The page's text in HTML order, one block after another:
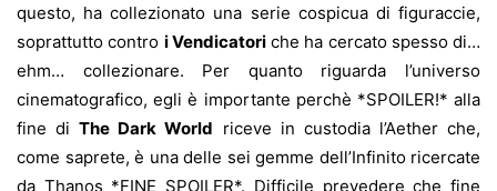
questo, ha collezionato una serie cospicua di figuraccie,
soprattutto contro i Vendicatoriche ha cercato spesso di…
ehm… collezionare. Per quanto riguarda l’universo
cinematografico, egli è importante perchè *SPOILER!* alla
fine diThe Dark World riceve in custodia l’Aether che,
come saprete, è una delle sei gemme dell’Infinito ricercate
da Thanos *FINE SPOILER*. Difficile prevedere che fine